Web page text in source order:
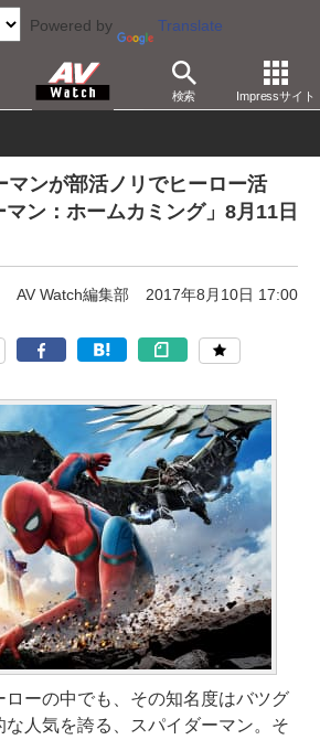
Powered by Translate
検索 Impressサイト
サービス 映画
マンが部活ノリでヒーロー活
ン：ホームカミング」8月11日
AV Watch編集部 2017年8月10日 17:00
ーの中でも、その知名度はバツグ
な人気を誇る、スパイダーマン。そ